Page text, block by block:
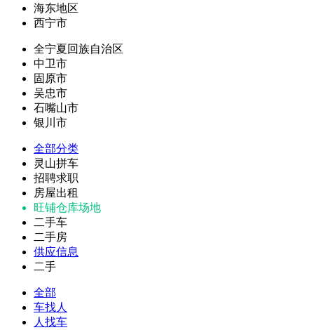
海东地区
西宁市
全宁夏回族自治区
中卫市
固原市
吴忠市
石嘴山市
银川市
全部分类
灵山拼车
招聘求职
房屋出租
旺铺仓库场地
二手车
二手房
供应信息
二手
全部
车找人
人找车